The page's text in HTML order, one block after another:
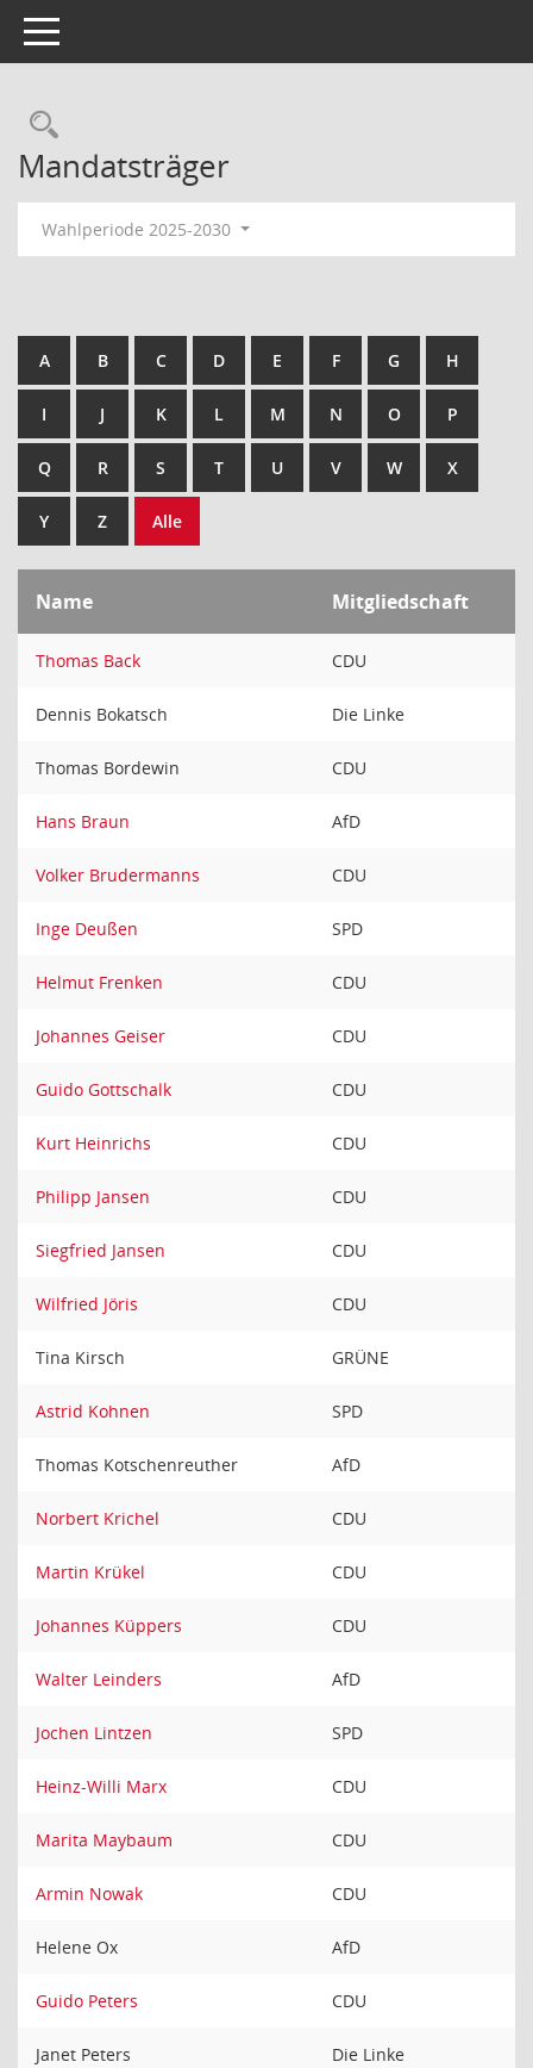
Toggle navigation
Rechercheauswahl
Mandatsträger
Wahlperiode 2025-2030
A B C D E F G H
I J K L M N O P
Q R S T U V W X
Y Z Alle
Name Mitgliedschaft
Thomas Back CDU
Dennis Bokatsch Die Linke
Thomas Bordewin CDU
Hans Braun AfD
Volker Brudermanns CDU
Inge Deußen SPD
Helmut Frenken CDU
Johannes Geiser CDU
Guido Gottschalk CDU
Kurt Heinrichs CDU
Philipp Jansen CDU
Siegfried Jansen CDU
Wilfried Jöris CDU
Tina Kirsch GRÜNE
Astrid Kohnen SPD
Thomas Kotschenreuther AfD
Norbert Krichel CDU
Martin Krükel CDU
Johannes Küppers CDU
Walter Leinders AfD
Jochen Lintzen SPD
Heinz-Willi Marx CDU
Marita Maybaum CDU
Armin Nowak CDU
Helene Ox AfD
Guido Peters CDU
Janet Peters Die Linke